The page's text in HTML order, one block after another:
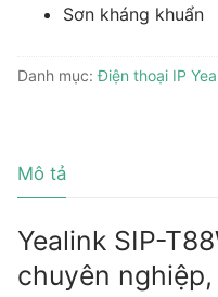
Sơn kháng khuẩn
Danh mục:Điện thoại IP
Mô tả
Yealink SIP-
chuyên